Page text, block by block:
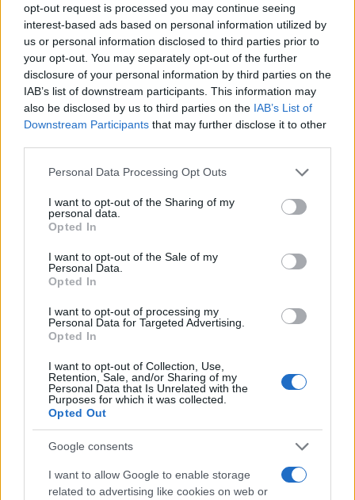
opt-out request is processed you may continue seeing
interest-based ads based on personal information utilized by
us or personal information disclosed to third parties prior to
your opt-out. You may separately opt-out of the further
disclosure of your personal information by third parties on the
IAB’s list of downstream participants. This information may
also be disclosed by us to third parties on the IAB’s List of
Downstream Participants that may further disclose it to other
Please note that this website/app uses one or more Google
not limited to your visit or usage behaviour. You may click to
grant or deny consent to Google and its third-party tags to
use your data for below specified purposes in below Google
consent section.
Personal Data Processing Opt Outs
I want to opt-out of the Sharing of my
personal data.
Opted In
I want to opt-out of the Sale of my
Personal Data.
Opted In
I want to opt-out of processing my
Personal Data for Targeted Advertising.
Opted In
I want to opt-out of Collection, Use,
Retention, Sale, and/or Sharing of my
Personal Data that Is Unrelated with the
Purposes for which it was collected.
Opted Out
Google consents
I want to allow Google to enable storage
related to advertising like cookies on web or
Petrolio in calo, Brent a 88.9 USD dopo un ribasso del 8.3%
Andrea Innocenti · 7 Ago 2026
NEWS
Petrolio in calo: Brent a 88.9 dollari, ribassi diffusi tra le
materie prime
NEWS